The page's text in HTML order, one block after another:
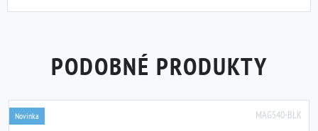
PODOBNÉ PRODUKTY
MAG540-BLK
Novinka